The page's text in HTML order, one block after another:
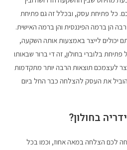
כל פתיחת עסק, ובכלל זה גם פתיחת
הן ברמה הפיננסית והן ברמה האישית.
יכולים לייצר באמצעות אותה השקעה,
בלוברי בחולון, זה די ברור שבאותו
לעצמכם תוצאות הרבה יותר מתקדמות
את העסק להצלחה כבר החל ביום
בחולון?
לכם הצלחה במאה אחוז, וכמו בכל